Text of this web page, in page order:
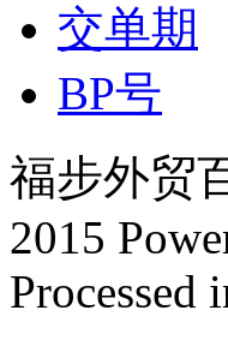
交单期
BP号
福步外贸
2015
Processed